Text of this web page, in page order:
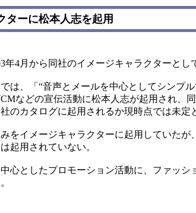
ターに松本人志を起用
4月から同社のイメージキャラクターとし
は、「“音声とメールを中心としてシンプ
などの宣伝活動に松本人志が起用され、
のカタログに起用されるか現時点では未定
をイメージキャラクターに起用していたが
起用されていない。
心としたプロモーション活動に、ファッシ